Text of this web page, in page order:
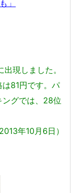
」
現しました。
81円です。パ
ングでは、28位
年10月6日）